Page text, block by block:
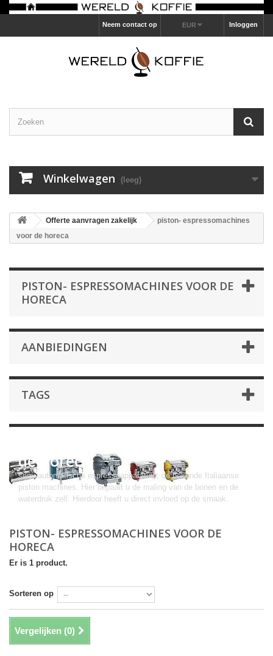
Inloggen
EUR
Neem contact op
Winkelwagen (leeg)
Offerte aanvragen zakelijk
piston- espressomachines
voor de horeca
PISTON- ESPRESSOMACHINES VOOR DE
HORECA
AANBIEDINGEN
TAGS
de horeca
semi-automatische espressoapparatuur, de bekende Italiaanse
piston machines. Hier bepaalt u de maling van de bonen en de
waterdruk zelf. Hierdoor heeft u direct invloed op de smaak.
PISTON- ESPRESSOMACHINES VOOR DE
HORECA
Er is 1 product.
Sorteren op
Vergelijken (0)